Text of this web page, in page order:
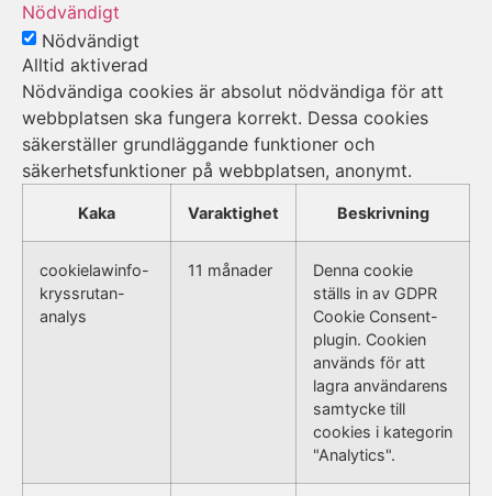
Nödvändigt
Nödvändigt
Alltid aktiverad
Nödvändiga cookies är absolut nödvändiga för att
webbplatsen ska fungera korrekt. Dessa cookies
säkerställer grundläggande funktioner och
säkerhetsfunktioner på webbplatsen, anonymt.
Kaka Varaktighet Beskrivning
cookielawinfo-
kryssrutan-
analys
11 månader
Denna cookie
ställs in av GDPR
Cookie Consent-
plugin. Cookien
används för att
lagra användarens
samtycke till
cookies i kategorin
"Analytics".